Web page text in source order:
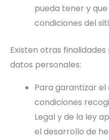
pueda tener y
condiciones del
Existen otras
datos personales:
Para garantizar
condiciones
Legal y de la ley
el desarrollo de